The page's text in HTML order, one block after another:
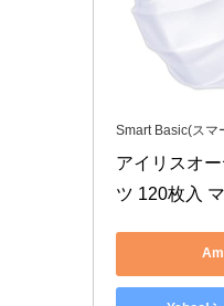
Smart Basic(スマ
アイリスオ
ツ 120枚入